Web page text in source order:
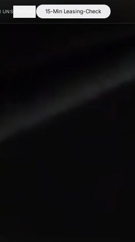
UNSKONTAKT 15-Min Leasing-Check